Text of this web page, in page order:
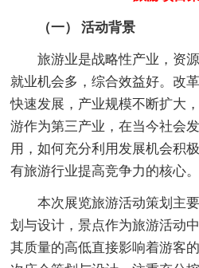
（一） 活动背景
旅游业是战略性产业，资源
就业机会多，综合效益好。改
快速发展，产业规模不断扩大
游作为第三产业，在当今社会
用，如何充分利用发展机会积
有旅游行业提高竞争力的核心。
本次展览旅游活动策划主要
划与设计，景点作为旅游活动
其质量的高低直接影响着游客